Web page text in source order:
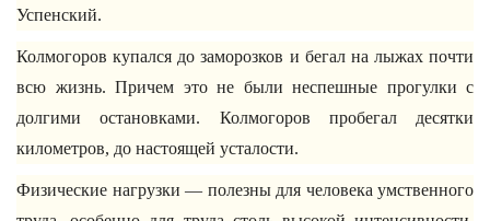
Успенский.
Колмогоров купался до заморозков и бегал на лыжах почти
всю жизнь. Причем это не были неспешные прогулки с
долгими остановками. Колмогоров пробегал десятки
километров, до настоящей усталости.
Физические нагрузки — полезны для человека умственного